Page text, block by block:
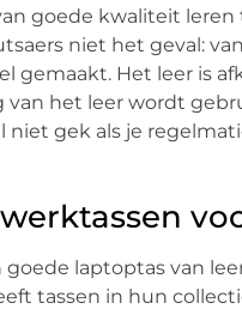
goede kwaliteit
niet het geval:
gemaakt. Het leer is
van het leer wordt
niet gek als je
laptoptas van
tassen in hun